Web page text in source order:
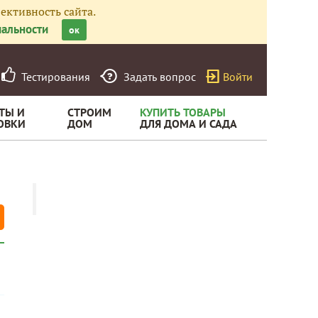
сайта.
ок
Тестирования Задать вопрос Войти
И
СТРОИМ
ДОМ
КУПИТЬ ТОВАРЫ
ДЛЯ ДОМА И САДА